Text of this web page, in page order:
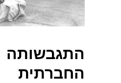
התגבשותה
החברתית